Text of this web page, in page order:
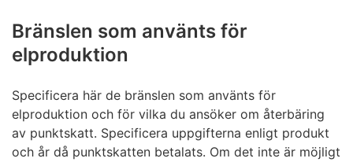
Bränslen som använts för
elproduktion
Specificera här de bränslen som använts för
elproduktion och för vilka du ansöker om återbäring
av punktskatt. Specificera uppgifterna enligt produkt
och år då punktskatten betalats. Om det inte är möjligt